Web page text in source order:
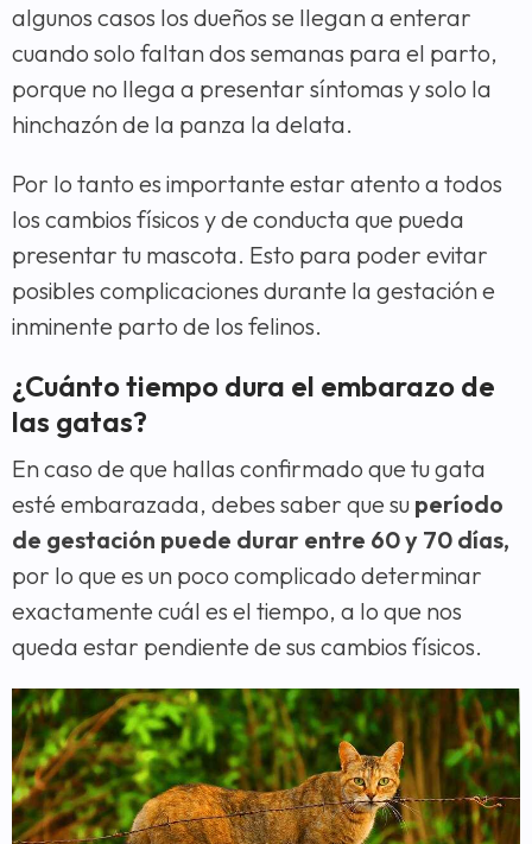
algunos casos los dueños se llegan a enterar
cuando solo faltan dos semanas para el parto,
porque no llega a presentar síntomas y solo la
hinchazón de la panza la delata.
Por lo tanto es importante estar atento a todos
los cambios físicos y de conducta que pueda
presentar tu mascota. Esto para poder evitar
posibles complicaciones durante la gestación e
inminente parto de los felinos.
¿Cuánto tiempo dura el embarazo de
las gatas?
En caso de que hallas confirmado que tu gata
esté embarazada, debes saber que su período
de gestación puede durar entre 60 y 70 días,
por lo que es un poco complicado determinar
exactamente cuál es el tiempo, a lo que nos
queda estar pendiente de sus cambios físicos.